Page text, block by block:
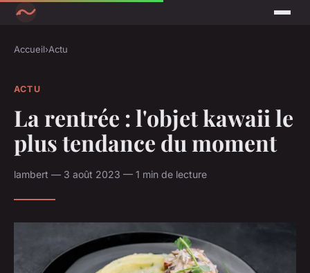
Accueil›Actu
ACTU
La rentrée : l'objet kawaii le
plus tendance du moment
lambert — 3 août 2023 — 1 min de lecture